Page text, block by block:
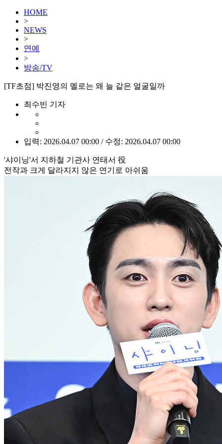
HOME
>
NEWS
>
연예
>
방송/TV
[TF초점] 박진영의 멜로는 왜 늘 같은 얼굴일까
최수빈 기자
입력: 2026.04.07 00:00 / 수정: 2026.04.07 00:00
'샤이닝'서 지하철 기관사 연태서 役
전작과 크게 달라지지 않은 연기로 아쉬움